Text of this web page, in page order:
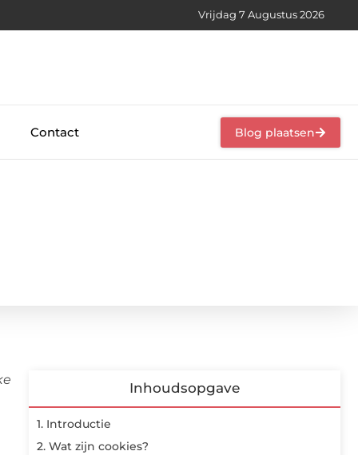
Vrijdag 7 Augustus 2026
Contact Blog plaatsen
Inhoudsopgave
1. Introductie
2. Wat zijn cookies?